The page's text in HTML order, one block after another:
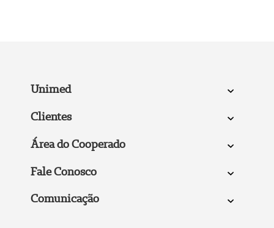
Unimed
Clientes
Área do Cooperado
Fale Conosco
Comunicação